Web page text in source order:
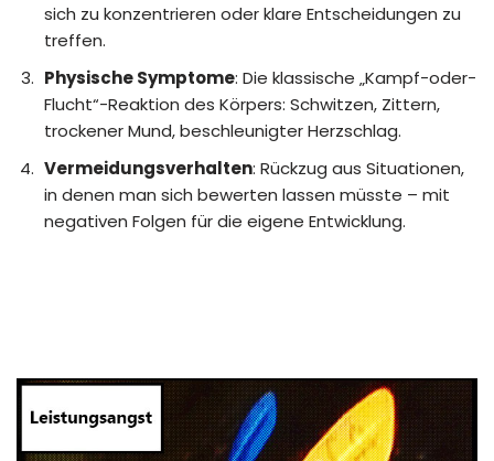
sich zu konzentrieren oder klare Entscheidungen zu
treffen.
Physische Symptome: Die klassische „Kampf-oder-
Flucht“-Reaktion des Körpers: Schwitzen, Zittern,
trockener Mund, beschleunigter Herzschlag.
Vermeidungsverhalten: Rückzug aus Situationen,
in denen man sich bewerten lassen müsste – mit
negativen Folgen für die eigene Entwicklung.